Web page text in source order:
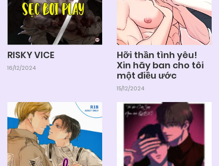
Chapter 4 03/06/2025
Chapter 3 03/06/2025
Chapter 1 03/06/2025
RISKY VICE
16/12/2024
Hỡi thần tình yêu!
Xin hãy ban cho tôi
một điều ước
15/12/2024